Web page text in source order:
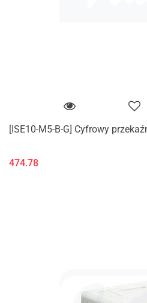
[ISE10-M5-B-G] Cyfrowy
474.78